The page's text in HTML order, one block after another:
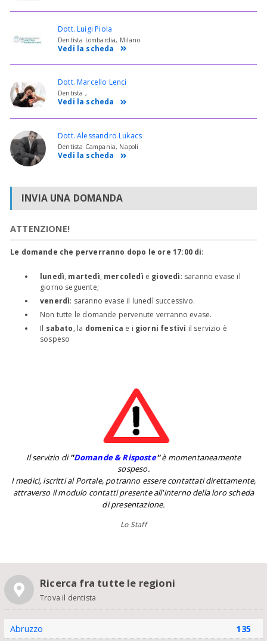
Dott. Luigi Piola
Dentista Lombardia, Milano
Vedi la scheda
Dott. Marcello Lenci
Dentista ,
Vedi la scheda
Dott. Alessandro Lukacs
Dentista Campania, Napoli
Vedi la scheda
INVIA UNA DOMANDA
ATTENZIONE!
Le domande che perverranno dopo le ore 17:00 di:
lunedì, martedì, mercoledì e giovedì: saranno evase il
giorno seguente;
venerdì: saranno evase il lunedì successivo.
Non tutte le domande pervenute verranno evase.
Il sabato, la domenica e i giorni festivi il servizio è
sospeso
Il servizio di''Domande & Risposte''è momentaneamente
sospeso.
I medici, iscritti al Portale, potranno essere contattati direttamente,
attraverso il modulo contatti presente all'interno della loro scheda
di presentazione.
Lo Staff
Ricerca fra tutte le regioni
Trova il dentista
Abruzzo 135